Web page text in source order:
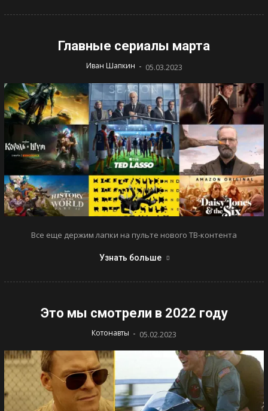
Главные сериалы марта
Иван Шапкин - 05.03.2023
Все еще держим лапки на пульте нового ТВ-контента
Узнать больше
Это мы смотрели в 2022 году
Котонавты - 05.02.2023